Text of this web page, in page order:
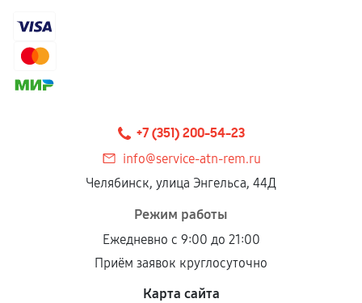
+7 (351) 200-54-23
info@service-atn-rem.ru
Челябинск, улица Энгельса, 44Д
Режим работы
Ежедневно с 9:00 до 21:00
Приём заявок круглосуточно
Карта сайта